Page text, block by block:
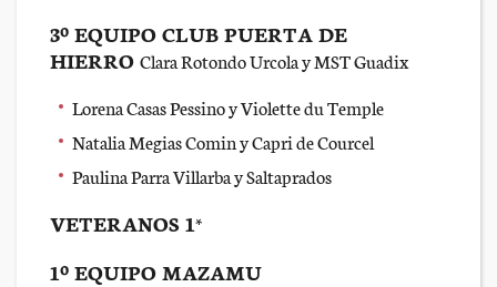
3º EQUIPO CLUB PUERTA DE
HIERRO Clara Rotondo Urcola y MST Guadix
Lorena Casas Pessino y Violette du Temple
Natalia Megias Comin y Capri de Courcel
Paulina Parra Villarba y Saltaprados
VETERANOS 1*
1º EQUIPO MAZAMU